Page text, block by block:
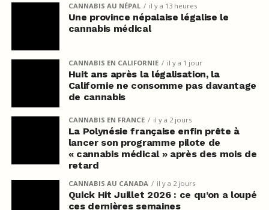
CANNABIS AU NÉPAL il y a 13 heures
Une province népalaise légalise le
cannabis médical
CANNABIS EN CALIFORNIE il y a 1 jour
Huit ans après la légalisation, la
Californie ne consomme pas davantage
de cannabis
CANNABIS EN FRANCE il y a 2 jours
La Polynésie française enfin prête à
lancer son programme pilote de
« cannabis médical » après des mois de
retard
CANNABIS AU CANADA il y a 2 jours
Quick Hit Juillet 2026 : ce qu’on a loupé
ces dernières semaines